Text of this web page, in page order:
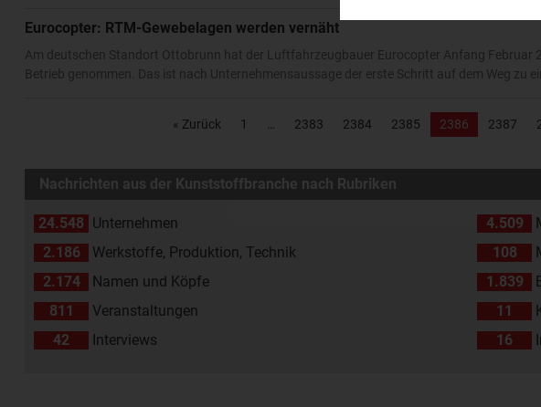
Eurocopter: RTM-Gewebelagen werden vernäht
Am deutschen Standort Ottobrunn hat der Luftfahrzeugbauer Eurocopter Anfang Februar
Betrieb genommen. Das ist nach Unternehmensaussage der erste Schritt auf dem Weg zu
« Zurück 1 2383 2384 2385 2386 2387
Nachrichten aus der Kunststoffbranche nach Rubriken
24.548 Unternehmen 4.509
2.186
Werkstoffe, Produktion, Technik 108
2.174
Namen und Köpfe 1.839
811
Veranstaltungen 11
42
Interviews 16